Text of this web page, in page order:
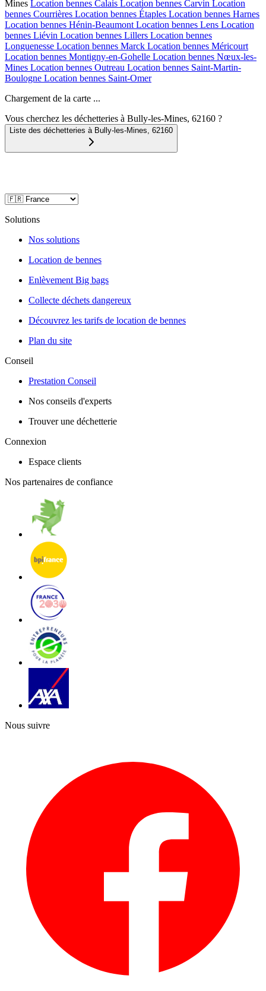
Mines Location bennes Calais Location bennes Carvin Location
bennes Courrières Location bennes Étaples Location bennes Harnes
Location bennes Hénin-Beaumont Location bennes Lens Location
bennes Liévin Location bennes Lillers Location bennes
Longuenesse Location bennes Marck Location bennes Méricourt
Location bennes Montigny-en-Gohelle Location bennes Nœux-les-
Mines Location bennes Outreau Location bennes Saint-Martin-
Boulogne Location bennes Saint-Omer
Chargement de la carte ...
Vous cherchez les déchetteries à Bully-les-Mines, 62160 ?
Liste des déchetteries à Bully-les-Mines 62160
Solutions
Nos solutions
Location de bennes
Enlèvement Big bags
Collecte déchets dangereux
Découvrez les tarifs de location de bennes
Plan du site
Conseil
Prestation Conseil
Nos conseils d'experts
Trouver une déchetterie
Connexion
Espace clients
Nos partenaires de confiance
Nous suivre